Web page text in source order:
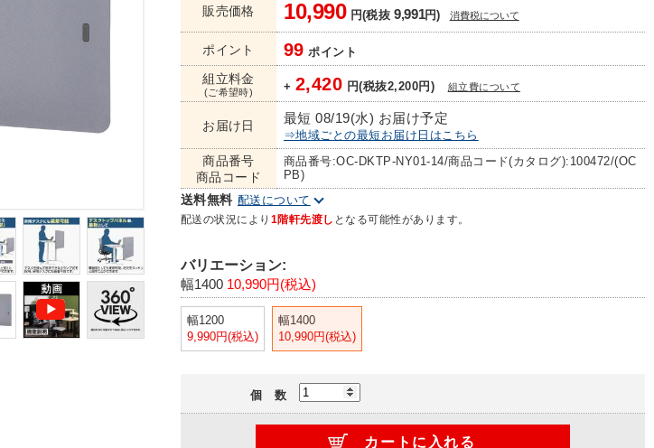
販売価格 10,990円(税抜9,991円) 消費税について
ポイント 99 ポイント
組立料金
(ご希望時) + 2,420 円(税抜2,200円) 組立費について
お届け日 最短 08/19(水) お届け予定
⇒地域ごとの最短お届け日はこちら
商品番号
商品コード
商品番号:OC-DKTP-NY01-14/商品コード(カタログ):100472/(OC
PB)
送料無料 配送について
配送の状況により 1階軒先渡し となる可能性があります。
バリエーション:
幅1400 10,990円(税込)
幅1200
9,990円(税込)
幅1400
10,990円(税込)
個 数